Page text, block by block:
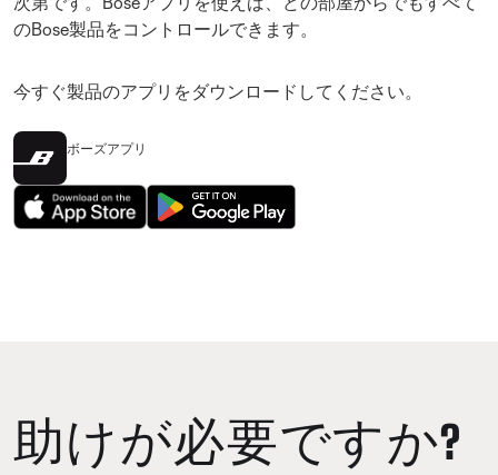
のBose製品をコントロールできます。
今すぐ製品のアプリをダウンロードしてください。
ボーズアプリ
助けが必要ですか?